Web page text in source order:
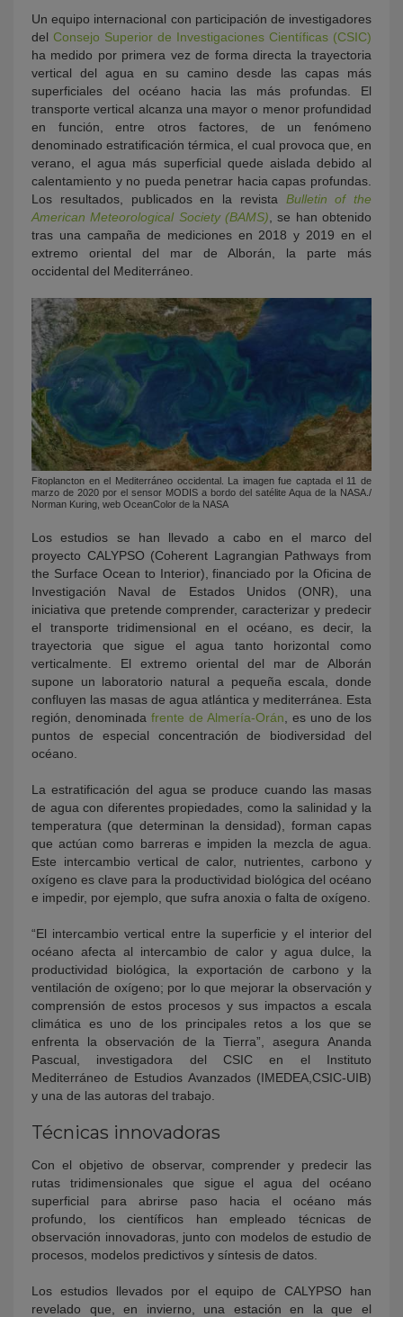
Un equipo internacional con participación de investigadores
del Consejo Superior de Investigaciones Científicas (CSIC)
ha medido por primera vez de forma directa la trayectoria
vertical del agua en su camino desde las capas más
superficiales del océano hacia las más profundas. El
transporte vertical alcanza una mayor o menor profundidad
en función, entre otros factores, de un fenómeno
denominado estratificación térmica, el cual provoca que, en
verano, el agua más superficial quede aislada debido al
calentamiento y no pueda penetrar hacia capas profundas.
Los resultados, publicados en la revista Bulletin of the
American Meteorological Society (BAMS) , se han obtenido
tras una campaña de mediciones en 2018 y 2019 en el
extremo oriental del mar de Alborán, la parte más
occidental del Mediterráneo.
Fitoplancton en el Mediterráneo occidental. La imagen fue captada el 11 de
marzo de 2020 por el sensor MODIS a bordo del satélite Aqua de la NASA./
Norman Kuring, web OceanColor de la NASA
Los estudios se han llevado a cabo en el marco del
proyecto CALYPSO (Coherent Lagrangian Pathways from
the Surface Ocean to Interior), financiado por la Oficina de
Investigación Naval de Estados Unidos (ONR), una
iniciativa que pretende comprender, caracterizar y predecir
el transporte tridimensional en el océano, es decir, la
trayectoria que sigue el agua tanto horizontal como
verticalmente. El extremo oriental del mar de Alborán
supone un laboratorio natural a pequeña escala, donde
confluyen las masas de agua atlántica y mediterránea. Esta
región, denominada frente de Almería-Orán , es uno de los
puntos de especial concentración de biodiversidad del
océano.
La estratificación del agua se produce cuando las masas
de agua con diferentes propiedades, como la salinidad y la
temperatura (que determinan la densidad), forman capas
que actúan como barreras e impiden la mezcla de agua.
Este intercambio vertical de calor, nutrientes, carbono y
oxígeno es clave para la productividad biológica del océano
e impedir, por ejemplo, que sufra anoxia o falta de oxígeno.
“El intercambio vertical entre la superficie y el interior del
océano afecta al intercambio de calor y agua dulce, la
productividad biológica, la exportación de carbono y la
ventilación de oxígeno; por lo que mejorar la observación y
comprensión de estos procesos y sus impactos a escala
climática es uno de los principales retos a los que se
enfrenta la observación de la Tierra”, asegura Ananda
Pascual, investigadora del CSIC en el Instituto
Mediterráneo de Estudios Avanzados (IMEDEA,CSIC-UIB)
y una de las autoras del trabajo.
Técnicas innovadoras
Con el objetivo de observar, comprender y predecir las
rutas tridimensionales que sigue el agua del océano
superficial para abrirse paso hacia el océano más
profundo, los científicos han empleado técnicas de
observación innovadoras, junto con modelos de estudio de
procesos, modelos predictivos y síntesis de datos.
Los estudios llevados por el equipo de CALYPSO han
revelado que, en invierno, una estación en la que el